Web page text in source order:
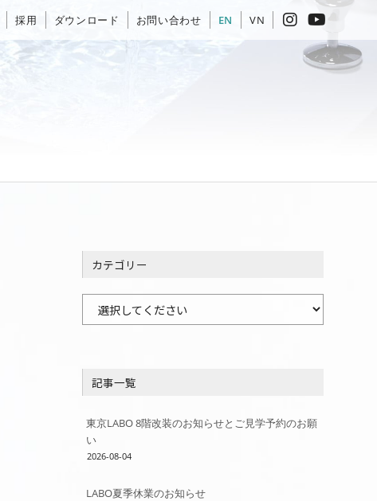
採用 ダウンロード お問い合わせ EN VN
カテゴリー
テ
リ
ー記事一覧
東京LABO 8階改装のお知らせとご見学予約のお願
い
2026-08-04
LABO夏季休業のお知らせ